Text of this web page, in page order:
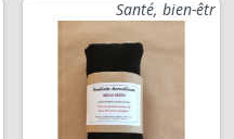
Santé, bien-êtr